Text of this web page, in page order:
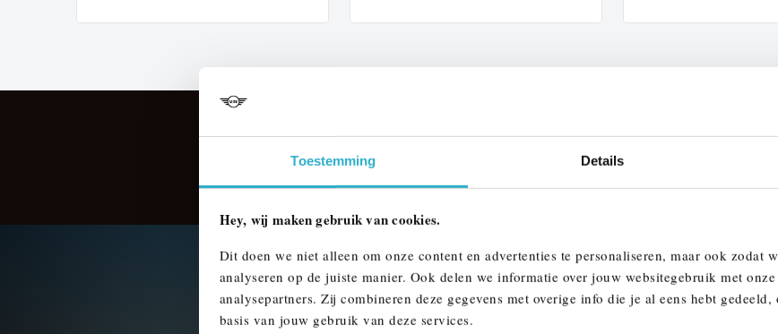
Toestemming Details
Hey, wij maken gebruik van cookies.
Dit doen we niet alleen om onze content en advertenties te personaliseren, maar ook zodat
analyseren op de juiste manier. Ook delen we informatie over jouw websitegebruik met
analysepartners. Zij combineren deze gegevens met overige info die je al eens hebt
basis van jouw gebruik van deze services.